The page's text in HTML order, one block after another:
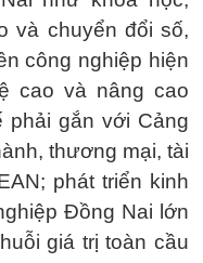
và chuyển đổi số,
công nghiệp hiện
cao và nâng cao
phải gắn với Cảng
thương mại, tài
phát triển kinh
Đồng Nai lớn
giá trị toàn cầu